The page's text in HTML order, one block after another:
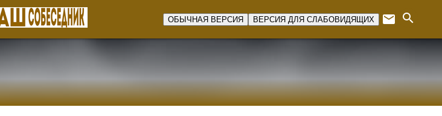
ОБЫЧНАЯ ВЕРСИЯ ВЕРСИЯ ДЛЯ СЛАБОВИДЯЩИХ email search